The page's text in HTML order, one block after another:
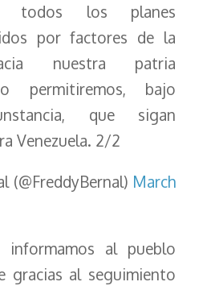
todos los planes
por factores de la
nuestra patria
permitiremos, bajo
que sigan
Venezuela. 2/2
(@FreddyBernal) March
al pueblo
gracias al seguimiento